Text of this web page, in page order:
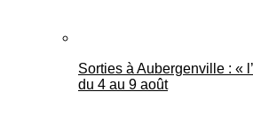
Sorties à Aubergenville : «
du 4 au 9 août